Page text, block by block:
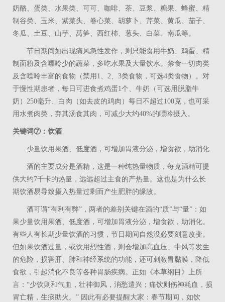
奶酪、蛋类、水果类、可可、咖啡、茶、豆浆、糖果、蜂蜜、精
制谷类、玉米、紫菜头、卷心菜、胡萝卜、芹菜、黄瓜、茄子、
冬瓜、土豆、山芋、莴笋、西红柿、葱头、白菜、南瓜等。
节日期间如出现痛风急性发作，则只能食用牛奶、鸡蛋、精
制面粉及含嘌呤少的蔬菜，多吃水果及大量饮水。禁食一切肉类
及含嘌呤丰富的食物（禁用 1 2 3类食物，可选4类食物）。对
于慢性期患者，每日可进食煮鸡蛋1个、牛奶（可选用脱脂牛
奶） 250毫升、白肉（如去皮的鸡肉）每日不超过100克，也可采
用水煮肉类，弃其汤食其肉，可减少大约40%的嘌呤摄入。
关键词⑦：饮酒
少量饮用果酒、低度酒，可增加胃液分泌，增食欲，助消化
酒的主要成分是酒精，这是一种纯热量物质，每克酒精可提
供大约7千卡的热量，远远超过主食的产热量。这也是为什么长
期饮酒易导致摄入热量过剩而产生肥胖的缘故。
酒可谓“有利有弊”，两者的差别关键在酒的“质”与“量”：如
果少量饮用果酒、低度酒，可增加胃液分泌，增食欲，助消化。
有些人有长期少量饮酒的习惯，节日期间自然没必要刻意改变。
但如果饮酒过量，或饮用烈性酒，则会增加高血压、中风等发生
的危险，损害肝、肺和神经系统的功能，还可刺激胃黏膜，降低
食欲，引起消化不良等各种胃肠疾病。正如《本草纲目》上所
言：“少饮则和气血，壮神御风，消愁遣兴；痛饮则伤神耗血，损
胃亡精，生痰助火。” 因此有必要提醒大家：春节期间，如饮